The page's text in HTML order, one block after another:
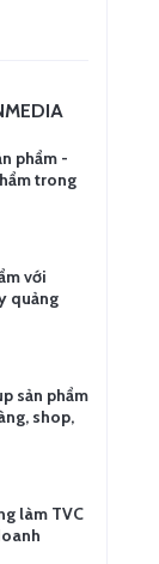
phẩm -
trong
với
quảng
sản phẩm
shop,
làm TVC